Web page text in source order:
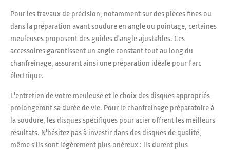
Pour les travaux de précision, notamment sur des pièces fines ou
dans la préparation avant soudure en angle ou pointage, certaines
meuleuses proposent des guides d'angle ajustables. Ces
accessoires garantissent un angle constant tout au long du
chanfreinage, assurant ainsi une préparation idéale pour l'arc
électrique.
L'entretien de votre meuleuse et le choix des disques appropriés
prolongeront sa durée de vie. Pour le chanfreinage préparatoire à
la soudure, les disques spécifiques pour acier offrent les meilleurs
résultats. N'hésitez pas à investir dans des disques de qualité,
même s'ils sont légèrement plus onéreux : ils durent plus